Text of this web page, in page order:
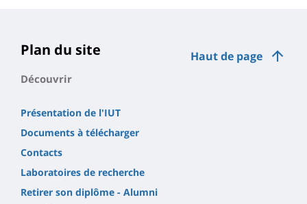
Haut de page
Plan du site
Découvrir
Présentation de l'IUT
Documents à télécharger
Contacts
Laboratoires de recherche
Retirer son diplôme - Alumni